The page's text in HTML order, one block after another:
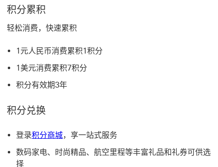
积分累积
轻松消费，快速累积
1元人民币消费累积1积分
1美元消费累积7积分
积分有效期3年
积分兑换
登录积分商城，享一站式服务
数码家电、时尚精品、航空里程等丰富礼品和礼券可供选
择